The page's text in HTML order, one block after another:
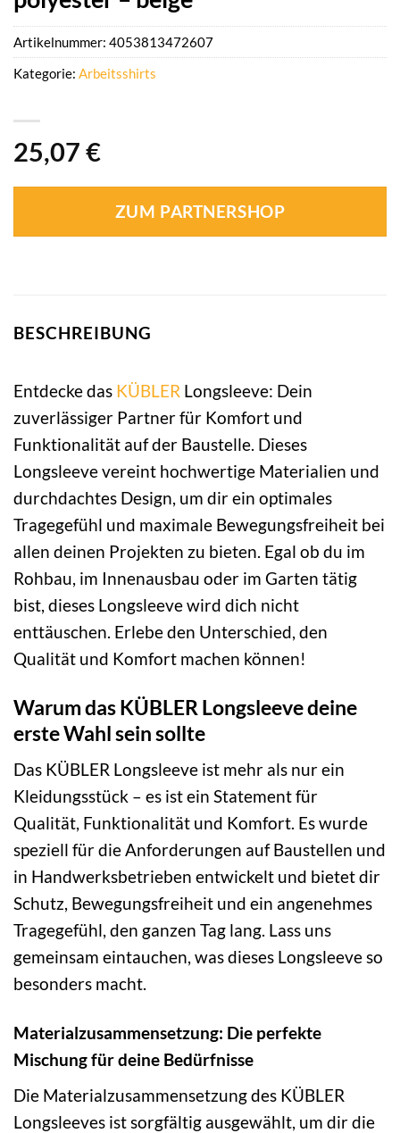
25,07 €
ZUM PARTNERSHOP
Artikelnummer: 4053813472607
Kategorie: Arbeitsshirts
BESCHREIBUNG
Entdecke das KÜBLER Longsleeve: Dein
zuverlässiger Partner für Komfort und
Funktionalität auf der Baustelle. Dieses
Longsleeve vereint hochwertige Materialien und
durchdachtes Design, um dir ein optimales
Tragegefühl und maximale Bewegungsfreiheit bei
allen deinen Projekten zu bieten. Egal ob du im
Rohbau, im Innenausbau oder im Garten tätig
bist, dieses Longsleeve wird dich nicht
enttäuschen. Erlebe den Unterschied, den
Qualität und Komfort machen können!
Warum das KÜBLER Longsleeve deine
erste Wahl sein sollte
Das KÜBLER Longsleeve ist mehr als nur ein
Kleidungsstück – es ist ein Statement für
Qualität, Funktionalität und Komfort. Es wurde
speziell für die Anforderungen auf Baustellen und
in Handwerksbetrieben entwickelt und bietet dir
Schutz, Bewegungsfreiheit und ein angenehmes
Tragegefühl, den ganzen Tag lang. Lass uns
gemeinsam eintauchen, was dieses Longsleeve so
besonders macht.
Materialzusammensetzung: Die perfekte
Mischung für deine Bedürfnisse
Die Materialzusammensetzung des KÜBLER
Longsleeves ist sorgfältig ausgewählt, um dir die